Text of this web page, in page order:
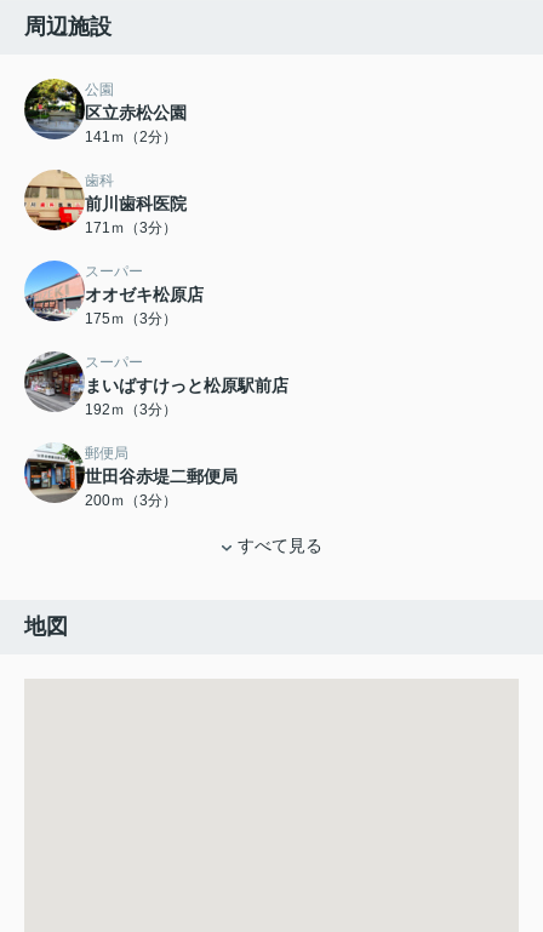
周辺施設
公園
区立赤松公園
141ｍ（2分）
歯科
前川歯科医院
171ｍ（3分）
スーパー
オオゼキ松原店
175ｍ（3分）
スーパー
まいばすけっと松原駅前店
192ｍ（3分）
郵便局
世田谷赤堤二郵便局
200ｍ（3分）
すべて見る
地図